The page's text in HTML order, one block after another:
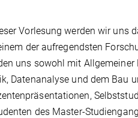
Vorlesung werden wir uns
der aufregendsten
uns sowohl mit
Datenanalyse und dem Bau
des Master-